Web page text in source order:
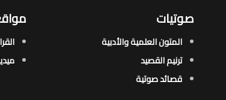
صوتيات
المتون العلمية والأدبية
ترنيم القصيد
قصائد صوتية